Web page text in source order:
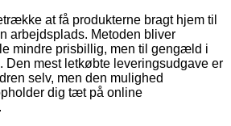
at få produkterne bragt hjem til
arbejdsplads. Metoden bliver
mindre prisbillig, men til gengæld i
mest letkøbte leveringsudgave er
selv, men den mulighed
dig tæt på online